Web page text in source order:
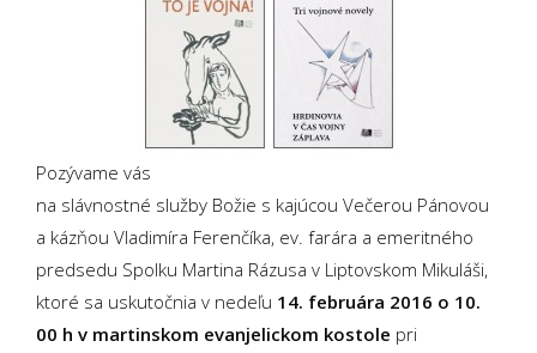
Pozývame vás
na slávnostné služby Božie s kajúcou Večerou Pánovou
a kázňou Vladimíra Ferenčíka, ev. farára a emeritného
predsedu Spolku Martina Rázusa v Liptovskom Mikuláši,
ktoré sa uskutočnia v nedeľu 14. februára 2016 o 10.
00 h v martinskom evanjelickom kostole pri